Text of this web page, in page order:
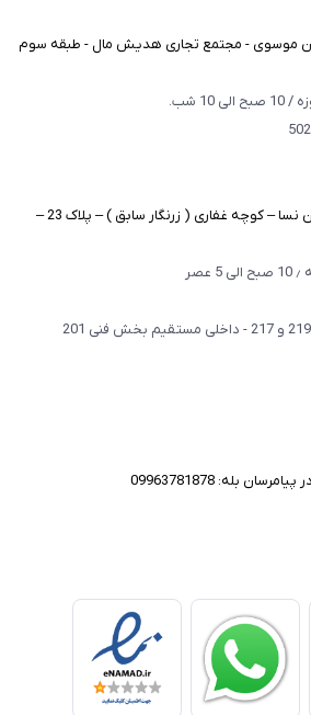
موسوی - مجتمع تجاری هدیش مال - طبقه سوم
شب.
تهران - بلوار میرداماد – خیابان نسا – کوچه غفاری ( زرنگار سابق ) – پلاک 23 –
09963781878